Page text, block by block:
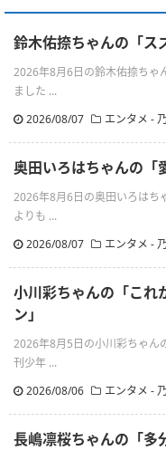
鈴木佑捺ちゃんの「ス
2026年8月6日の鈴木佑捺ちゃ
ました ...
2026/08/07
エンタメ -
奥田いろはちゃんの「
2026年8月6日の奥田いろはち
よりも ...
2026/08/07
エンタメ -
小川彩ちゃんの「こ
ン」
2026年8月5日の小川彩ちゃん
刊少年 ...
2026/08/06
エンタメ -
長嶋凛桜ちゃんの「多